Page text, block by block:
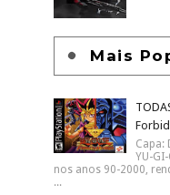
Mais
Capa:
YU-
nos anos 90-2000,
...